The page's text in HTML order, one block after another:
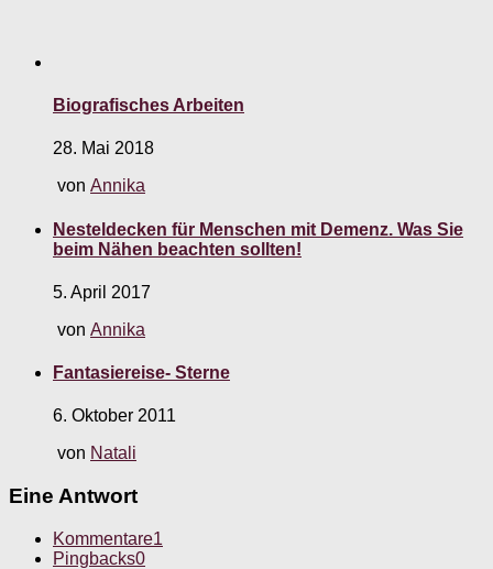
Biografisches Arbeiten
28. Mai 2018
von Annika
Nesteldecken für Menschen mit Demenz. Was Sie
beim Nähen beachten sollten!
5. April 2017
von Annika
Fantasiereise- Sterne
6. Oktober 2011
von Natali
Eine Antwort
Kommentare1
Pingbacks0